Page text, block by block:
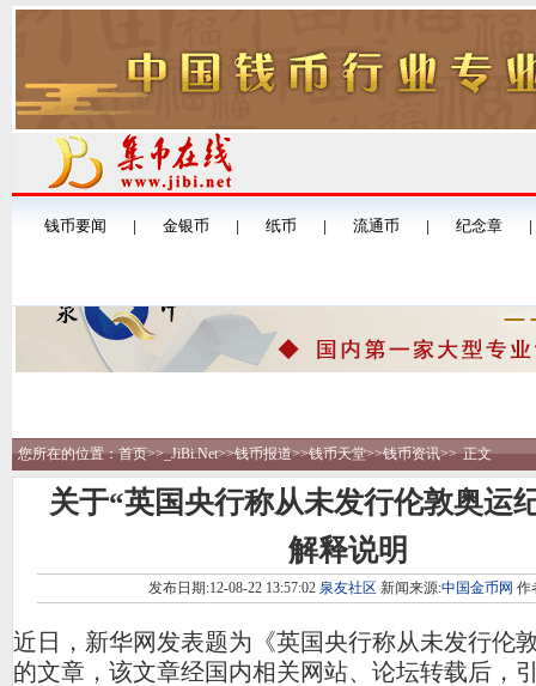
您所在的位置：首页>>_JiBi.Net>>钱币报道>>钱币天堂>>钱币资讯>> 正文
关于“英国央行称从未发行伦敦奥运
解释说明
发布日期:12-08-22 13:57:02 泉友社区 新闻来源:中国金币网 作
近日，新华网发表题为《英国央行称从未发行伦
的文章，该文章经国内相关网站、论坛转载后，